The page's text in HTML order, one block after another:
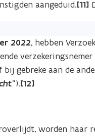
aangeduid.[11]
2022, hebben
bij gebreke aan de
”).[12]
worden haar